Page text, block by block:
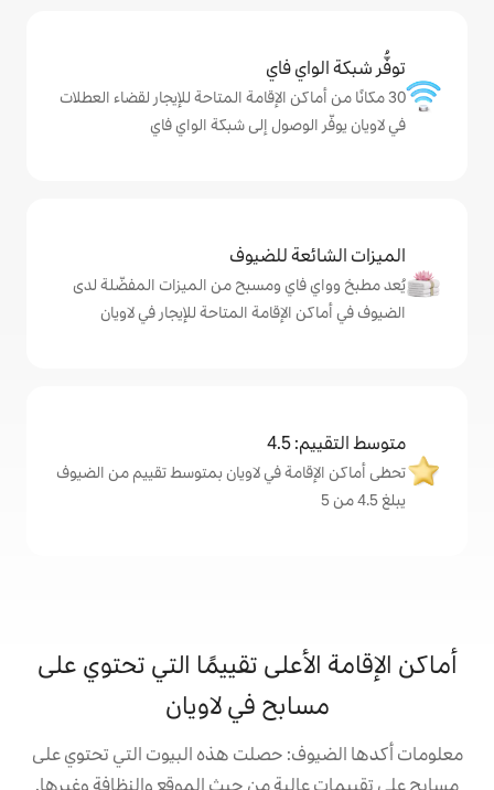
الإقامة المتاحة للإيجار لقضاء العطلات
إلى شبكة الواي فاي
ومسبح من الميزات المفضّلة لدى
المتاحة للإيجار في لاويان
في لاويان بمتوسط تقييم من الضيوف
تقييمًا التي تحتوي على
حصلت هذه البيوت التي تحتوي على
من حيث الموقع والنظافة وغيرها.